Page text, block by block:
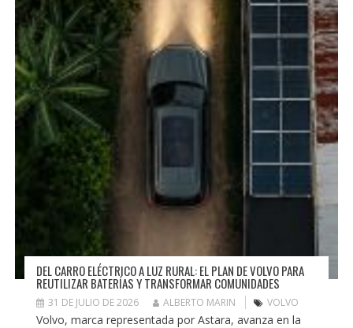
DEL CARRO ELÉCTRICO A LUZ RURAL: EL PLAN DE VOLVO PARA
REUTILIZAR BATERÍAS Y TRANSFORMAR COMUNIDADES
31 DE JULIO DE 2026 ALBERTO MARIN VOLVO
Volvo, marca representada por Astara, avanza en la